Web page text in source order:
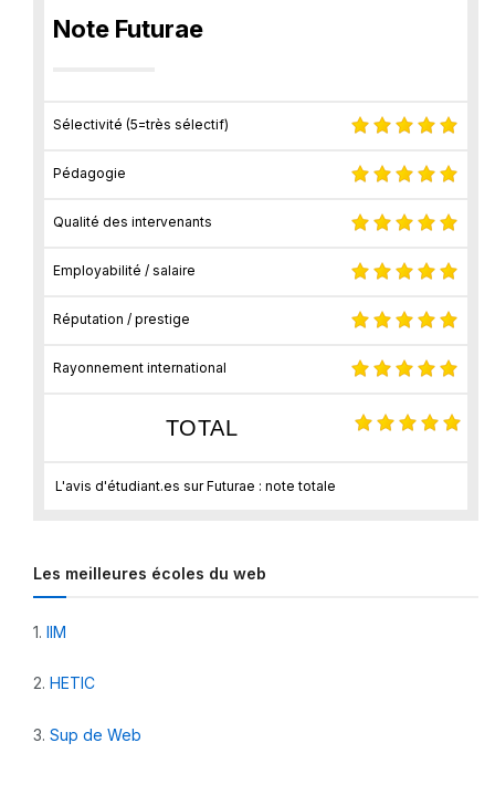
Note Futurae
Sélectivité (5=très sélectif)
Pédagogie
Qualité des intervenants
Employabilité / salaire
Réputation / prestige
Rayonnement international
TOTAL
L'avis d'étudiant.es sur Futurae : note totale
Les meilleures écoles du web
1. IIM
2. HETIC
3. Sup de Web